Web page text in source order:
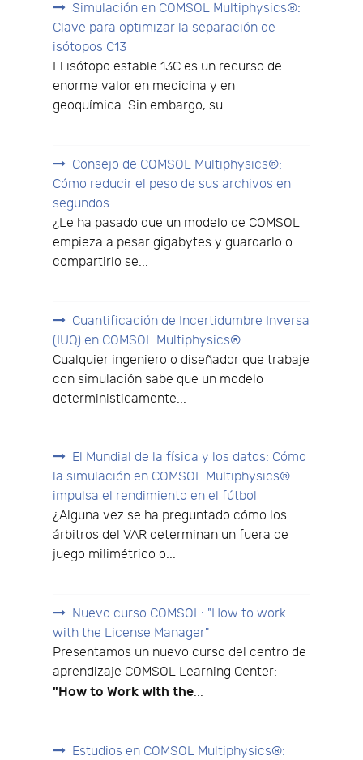
Simulación en COMSOL Multiphysics®:
Clave para optimizar la separación de
isótopos C13
El isótopo estable 13C es un recurso de
enorme valor en medicina y en
geoquímica. Sin embargo, su...
Consejo de COMSOL Multiphysics®:
Cómo reducir el peso de sus archivos en
segundos
¿Le ha pasado que un modelo de COMSOL
empieza a pesar gigabytes y guardarlo o
compartirlo se...
Cuantificación de Incertidumbre Inversa
(IUQ) en COMSOL Multiphysics®
Cualquier ingeniero o diseñador que trabaje
con simulación sabe que un modelo
deterministicamente...
El Mundial de la física y los datos: Cómo
la simulación en COMSOL Multiphysics®
impulsa el rendimiento en el fútbol
¿Alguna vez se ha preguntado cómo los
árbitros del VAR determinan un fuera de
juego milimétrico o...
Nuevo curso COMSOL: "How to work
with the License Manager"
Presentamos un nuevo curso del centro de
aprendizaje COMSOL Learning Center:
"How to Work with the...
Estudios en COMSOL Multiphysics®: